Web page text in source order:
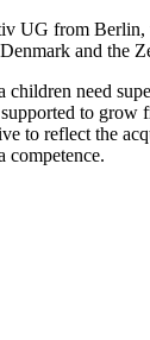
UG from
and the
need
to grow
to reflect the
competence.